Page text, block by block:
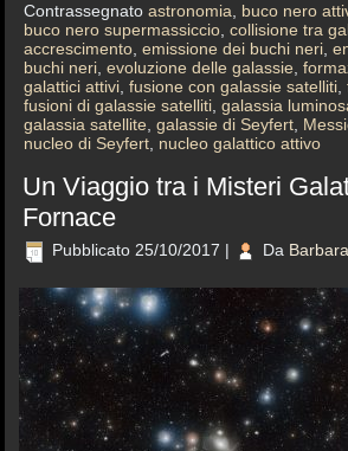
Contrassegnato astronomia, buco nero
buco nero supermassiccio,collisione tra
accrescimento,emissione dei buchi neri,
buchi neri,evoluzione delle galassie,
galattici attivi,fusione con galassie satelliti,
fusioni di galassie satelliti,galassia
galassia satellite,galassie di Seyfert,
nucleo di Seyfert, nucleo galattico attivo
Un Viaggio tra i Misteri
Fornace
Pubblicato 25/10/2017 | Da